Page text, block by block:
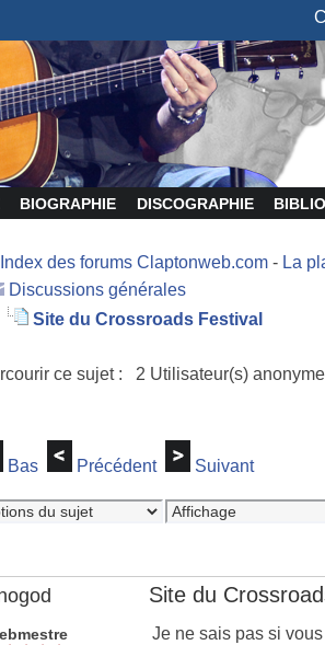
BIOGRAPHIE DISCOGRAPHIE
Index des forums Claptonweb.com - La
Discussions générales
Site du Crossroads Festival
ce sujet : 2 Utilisateur(s)
Bas Précédent Suivant
Site du
Je ne sais pas si